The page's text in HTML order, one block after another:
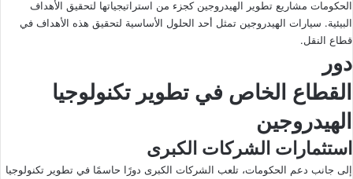
الحكومات مشاريع تطوير الهيدروجين كجزء من استراتيجياتها لتحقيق الأهداف
البيئية. سيارات الهيدروجين تمثل أحد الحلول الأساسية لتحقيق هذه الأهداف في
قطاع النقل.
دور
القطاع الخاص في تطوير تكنولوجيا
الهيدروجين
استثمارات الشركات الكبرى
إلى جانب دعم الحكومات، تلعب الشركات الكبرى دورًا حاسمًا في تطوير تكنولوجيا